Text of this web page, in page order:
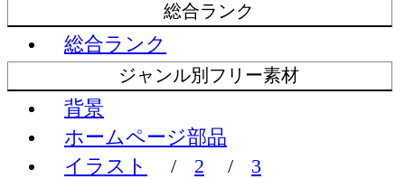
総合ランク
総合ランク
ジャンル別フリー素材
背景
ホームページ部品
イラスト
/ 2 /
3